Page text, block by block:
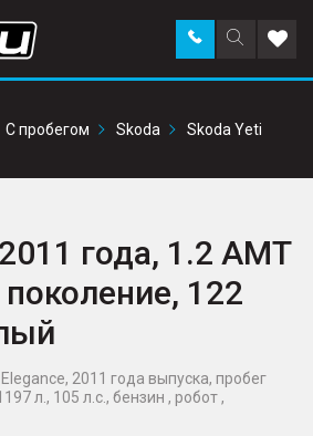
Поиск
по
Заказать
звонок в
С пробегом Skoda Skoda Yeti
года, 1.2 AMT
122
2011 года выпуска, пробег
л., 105 л.с., бензин , робот ,